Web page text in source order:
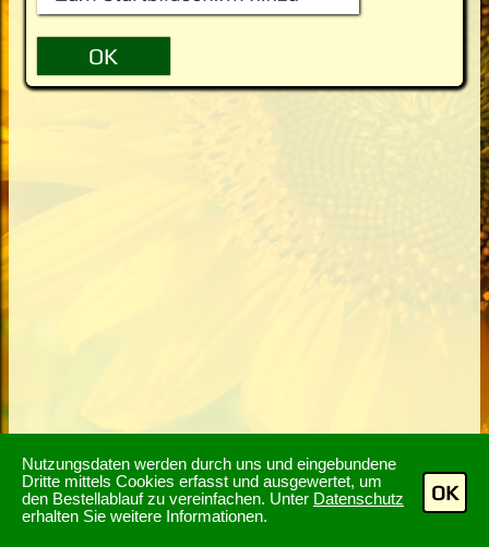
Nutzungsdaten werden durch uns und eingebundene
Dritte mittels Cookies erfasst und ausgewertet, um
den Bestellablauf zu vereinfachen. Unter Datenschutz
erhalten Sie weitere Informationen.
OK